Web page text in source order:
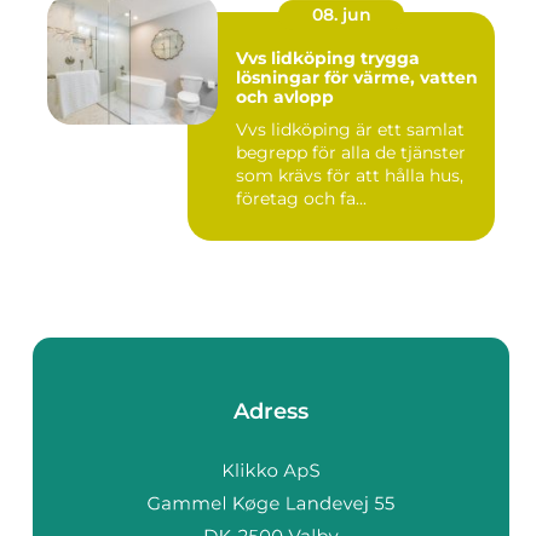
08. jun
Vvs lidköping trygga
lösningar för värme, vatten
och avlopp
Vvs lidköping är ett samlat
begrepp för alla de tjänster
som krävs för att hålla hus,
företag och fa...
Adress